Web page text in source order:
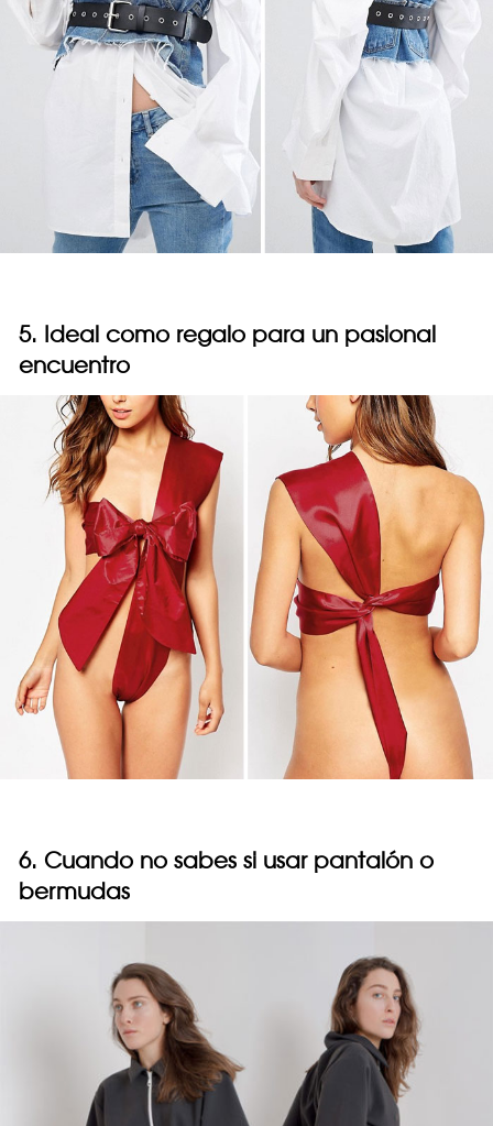
5. Ideal como regalo para un pasional
encuentro
6. Cuando no sabes si usar pantalón o
bermudas